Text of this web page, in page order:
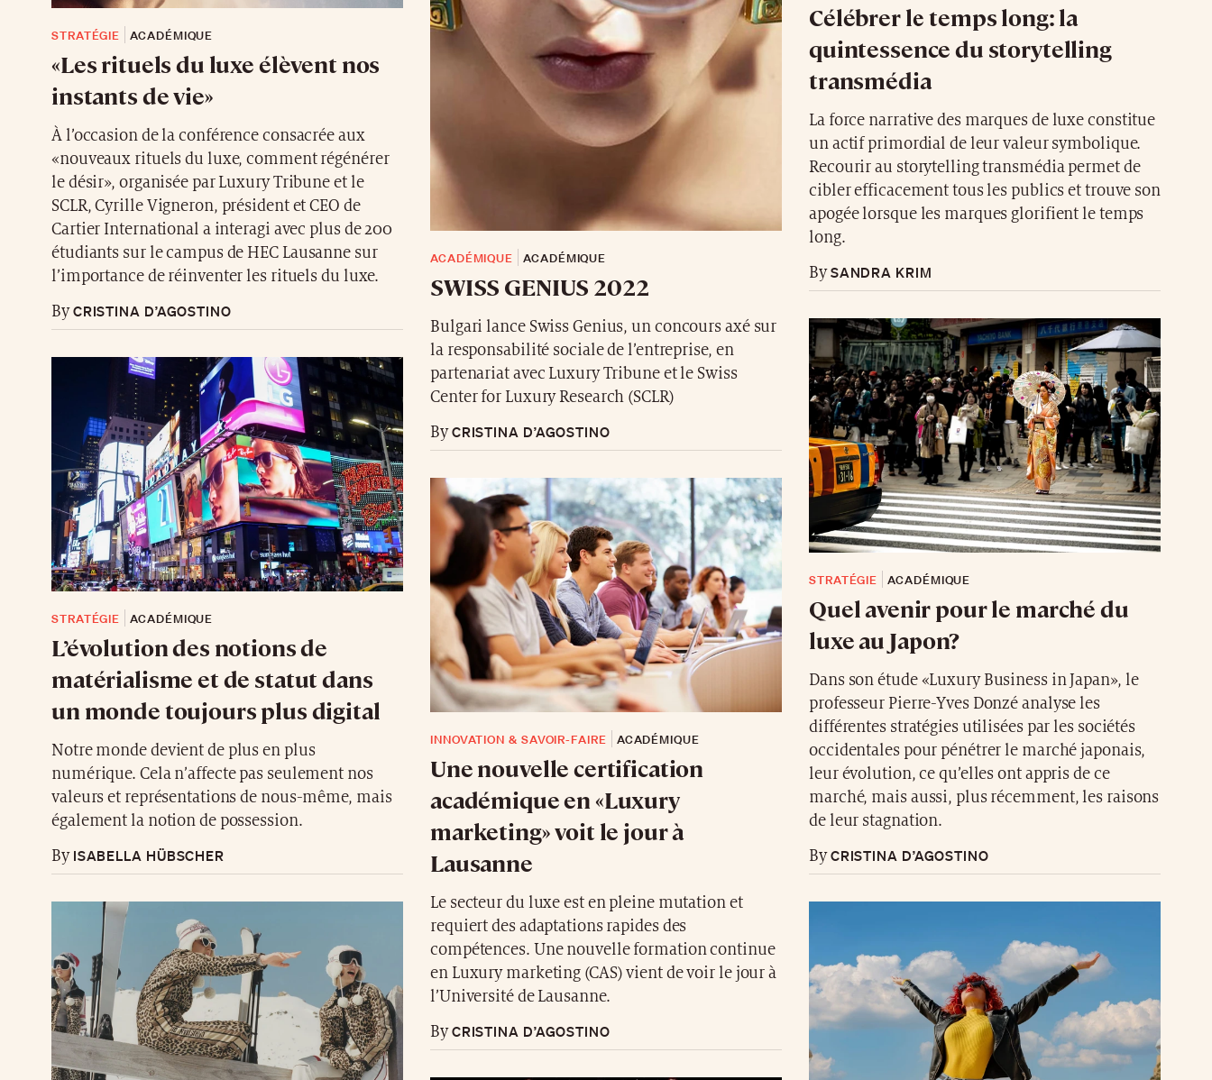
STRATÉGIE ACADÉMIQUE
«Les rituels du luxe élèvent nos
instants de vie»
À l’occasion de la conférence consacrée aux
«nouveaux rituels du luxe, comment régénérer
le désir», organisée par Luxury Tribune et le
SCLR, Cyrille Vigneron, président et CEO de
Cartier International a interagi avec plus de 200
étudiants sur le campus de HEC Lausanne sur
l’importance de réinventer les rituels du luxe.
ByCRISTINA D’AGOSTINO
STRATÉGIE ACADÉMIQUE
L’évolution des notions de
matérialisme et de statut dans
un monde toujours plus digital
Notre monde devient de plus en plus
numérique. Cela n’affecte pas seulement nos
valeurs et représentations de nous-même, mais
également la notion de possession.
ByISABELLA HÜBSCHER
ACADÉMIQUE ACADÉMIQUE
SWISS GENIUS 2022
Bulgari lance Swiss Genius, un concours axé sur
la responsabilité sociale de l’entreprise, en
partenariat avec Luxury Tribune et le Swiss
Center for Luxury Research (SCLR)
ByCRISTINA D’AGOSTINO
INNOVATION & SAVOIR-FAIRE ACADÉMIQUE
Une nouvelle certification
académique en «Luxury
marketing» voit le jour à
Lausanne
Le secteur du luxe est en pleine mutation et
requiert des adaptations rapides des
compétences. Une nouvelle formation continue
en Luxury marketing (CAS) vient de voir le jour à
l’Université de Lausanne.
ByCRISTINA D’AGOSTINO
Célébrer le temps long: la
quintessence du storytelling
transmédia
La force narrative des marques de luxe constitue
un actif primordial de leur valeur symbolique.
Recourir au storytelling transmédia permet de
cibler efficacement tous les publics et trouve son
apogée lorsque les marques glorifient le temps
long.
BySANDRA KRIM
STRATÉGIE ACADÉMIQUE
Quel avenir pour le marché du
luxe au Japon?
Dans son étude «Luxury Business in Japan», le
professeur Pierre-Yves Donzé analyse les
différentes stratégies utilisées par les sociétés
occidentales pour pénétrer le marché japonais,
leur évolution, ce qu’elles ont appris de ce
marché, mais aussi, plus récemment, les raisons
de leur stagnation.
ByCRISTINA D’AGOSTINO